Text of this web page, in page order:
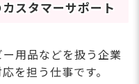
スタマーサポート
用品などを扱う企業
を担う仕事です。